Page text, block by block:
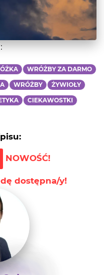
WRÓŻBY ZA DARMO
WRÓŻBY ŻYWIOŁY
CIEKAWOSTKI
NOWOŚĆ!
dostępna/y!